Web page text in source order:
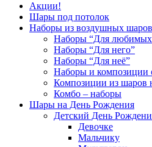
Акции!
Шары под потолок
Наборы из воздушных шаров
Наборы “Для
Наборы “Для него”
Наборы “Для неё”
Наборы и композиции
Композиции из шаров
Комбо – наборы
Шары на День Рождения
Детский День
Девочке
Мальчику